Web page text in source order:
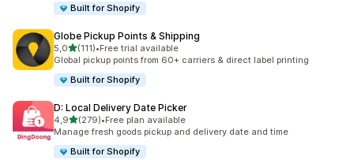
Built for Shopify
Globe Pickup Points & Shipping
5,0av 5 stjerner
(111)
Totalt 111 omtaler
•Free trial available
Global pickup points from 60+ carriers & direct label printing
Built for Shopify
D: Local Delivery Date Picker
4,9av 5 stjerner
(279)
Totalt 279 omtaler
•Free plan available
Manage fresh goods pickup and delivery date and time
Built for Shopify